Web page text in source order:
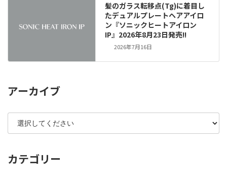
髪のガラス転移点(Tg)に着目し
たデュアルプレートヘアアイロ
ン『ソニックヒートアイロン
IP』2026年8月23日発売!!
2026年7月16日
アーカイブ
カテゴリー